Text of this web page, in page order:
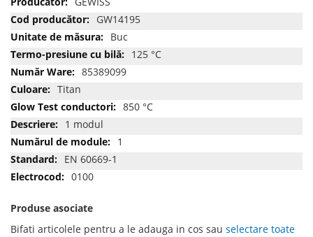
multe
informatii
GW14195
Buc
125 °C
85389099
Titan
850 °C
1 modul
1
EN 60669-1
0100
Produse asociate
Bifati articolele pentru a le adauga in cos sau selectare toate